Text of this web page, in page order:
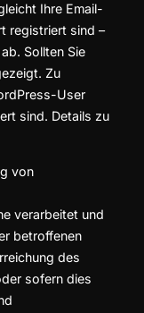
Ihre Email-
registriert sind –
Sollten Sie
Zu
User
sind. Details zu
von
verarbeitet und
betroffenen
des
sofern dies